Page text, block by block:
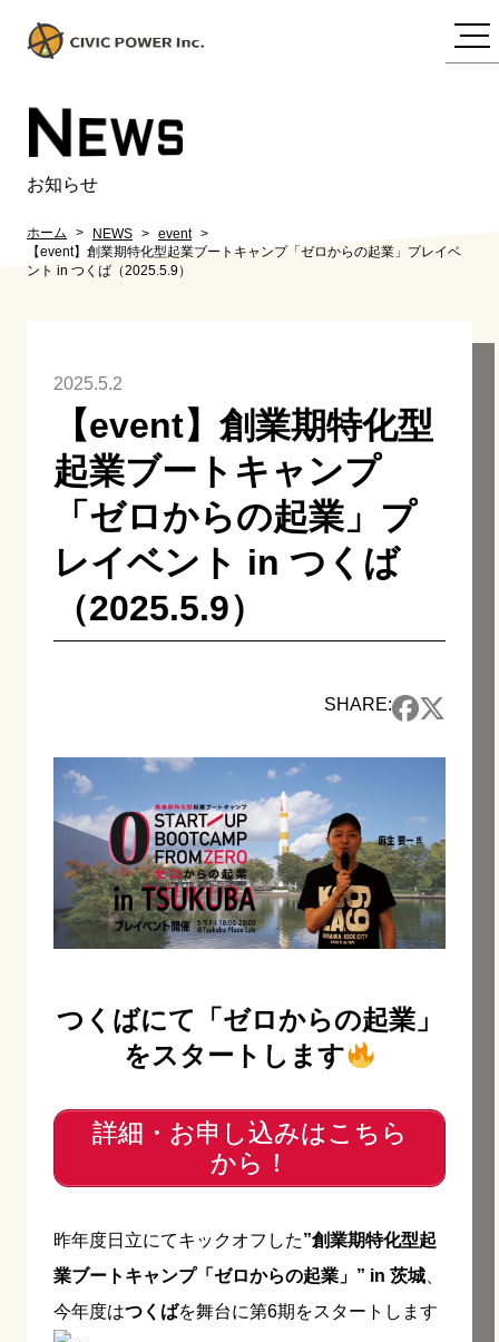
NEWS
お知らせ
ホーム NEWS
event
【event】創業期特化型起業ブートキャンプ「ゼロからの起業」プレイベ
ント in つくば（2025.5.9）
2025.5.2
【event】創業期特化型
起業ブートキャンプ
「ゼロからの起業」プ
レイベント in つくば
（2025.5.9）
SHARE:
つくばにて「ゼロからの起業」
をスタートします
詳細・お申し込みはこちら
から！
昨年度日立にてキックオフした”創業期特化型起
業ブートキャンプ「ゼロからの起業」” in 茨城
今年度はつくばを舞台に第6期をスタートします